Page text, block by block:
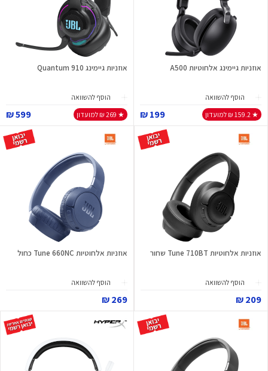
אוזניות גיימינג אלחוטיות A500
הוסף להשוואה
★ 159.2 ₪ למועדון
199 ₪
אוזניות גיימינג Quantum 910
הוסף להשוואה
★ 269 ₪ למועדון
599 ₪
אוזניות אלחוטיות Tune 710BT שחור
הוסף להשוואה
209 ₪
אוזניות אלחוטיות Tune 660NC כחול
הוסף להשוואה
269 ₪